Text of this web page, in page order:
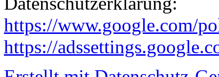
https://www.google.com/
https://